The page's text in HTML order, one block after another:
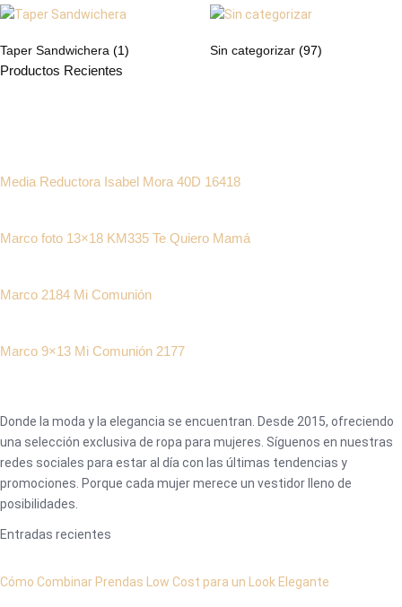
Taper Sandwichera (1) Sin categorizar (97)
Productos Recientes
Media Reductora Isabel Mora 40D 16418
Marco foto 13×18 KM335 Te Quiero Mamá
Marco 2184 Mi Comunión
Marco 9×13 Mi Comunión 2177
Donde la moda y la elegancia se encuentran. Desde 2015, ofreciendo
una selección exclusiva de ropa para mujeres. Síguenos en nuestras
redes sociales para estar al día con las últimas tendencias y
promociones. Porque cada mujer merece un vestidor lleno de
posibilidades.
Entradas recientes
Cómo Combinar Prendas Low Cost para un Look Elegante